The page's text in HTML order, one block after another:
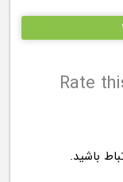
Rate
باشید.